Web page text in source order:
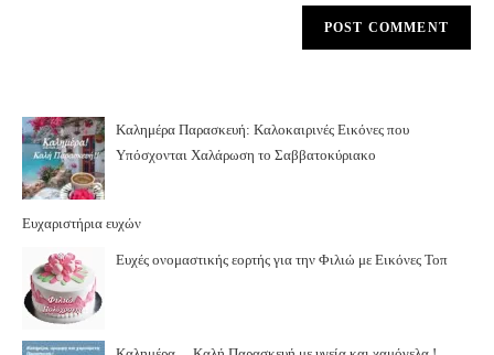
Καλημέρα Παρασκευή: Καλοκαιρινές Εικόνες που
Υπόσχονται Χαλάρωση το Σαββατοκύριακο
Ευχαριστήρια ευχών
Ευχές ονομαστικής εορτής για την Φιλιώ με Εικόνες Τοπ